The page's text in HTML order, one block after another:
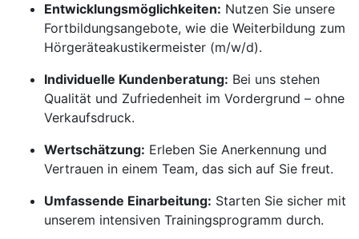
Entwicklungsmöglichkeiten: Nutzen Sie unsere
Fortbildungsangebote, wie die Weiterbildung zum
Hörgeräteakustikermeister (m/w/d).
Individuelle Kundenberatung: Bei uns stehen
Qualität und Zufriedenheit im Vordergrund – ohne
Verkaufsdruck.
Wertschätzung: Erleben Sie Anerkennung und
Vertrauen in einem Team, das sich auf Sie freut.
Umfassende Einarbeitung: Starten Sie sicher mit
unserem intensiven Trainingsprogramm durch.